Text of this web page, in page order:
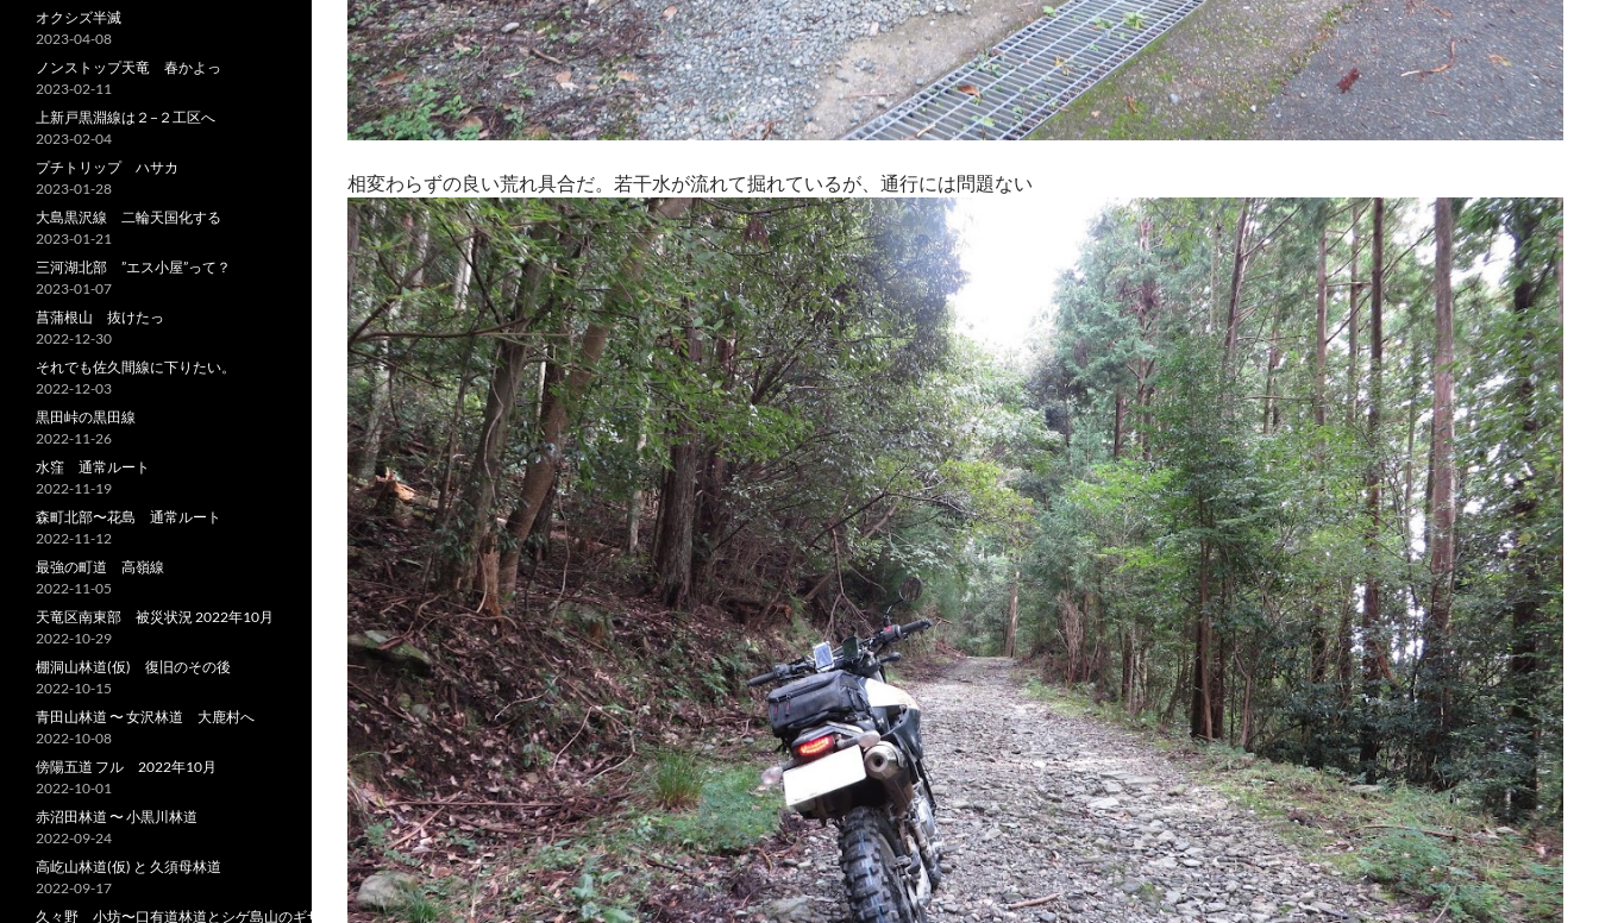
相変わらずの良い荒れ具合だ。若干水が流れて掘れているが、通行には問題ない
オクシズ半滅
2023-04-08
ノンストップ天竜 春かよっ
2023-02-11
上新戸黒淵線は２−２工区へ
2023-02-04
プチトリップ ハサカ
2023-01-28
大島黒沢線 二輪天国化する
2023-01-21
三河湖北部 ”エス小屋”って？
2023-01-07
菖蒲根山 抜けたっ
2022-12-30
それでも佐久間線に下りたい。
2022-12-03
黒田峠の黒田線
2022-11-26
水窪 通常ルート
2022-11-19
森町北部〜花島 通常ルート
2022-11-12
最強の町道 高嶺線
2022-11-05
天竜区南東部 被災状況 2022年10月
2022-10-29
棚洞山林道(仮) 復旧のその後
2022-10-15
青田山林道 〜 女沢林道 大鹿村へ
2022-10-08
傍陽五道 フル 2022年10月
2022-10-01
赤沼田林道 〜 小黒川林道
2022-09-24
高屹山林道(仮) と 久須母林道
2022-09-17
久々野 小坊〜口有道林道とシゲ島山のギザ